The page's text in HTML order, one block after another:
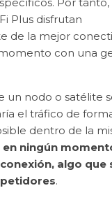
Plus disfrutan
de la mejor
con una
un nodo o satélite
el tráfico de
dentro de la
en ningún
algo que
.